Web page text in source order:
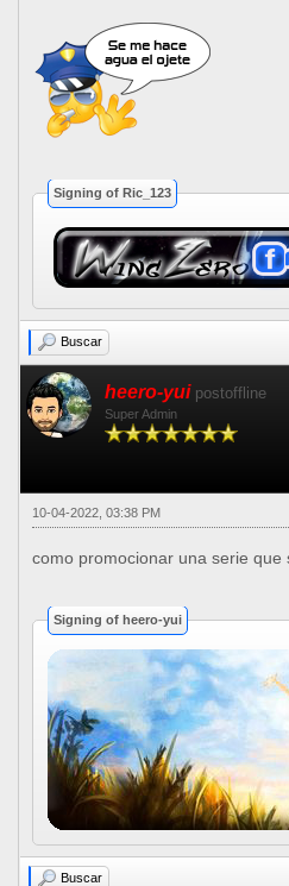
Signing of Ric_123
Buscar
heero-yui postoffline
Super Admin
10-04-2022, 03:38 PM
como promocionar una serie
Signing of heero-yui
Buscar